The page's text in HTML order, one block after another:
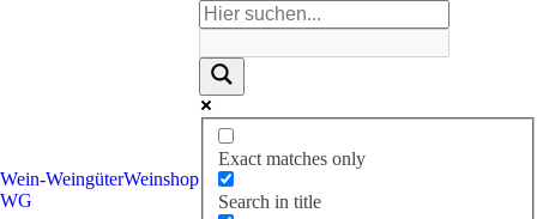
Wein-
WG
WeingüterWeinshop
Exact matches only
Search in title